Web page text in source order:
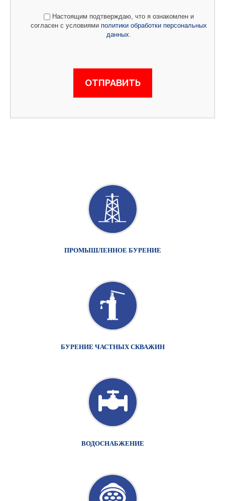
Настоящим подтверждаю, что я ознакомлен и
согласен с условиями политики обработки персональных
данных.
ПРОМЫШЛЕННОЕ БУРЕНИЕ
БУРЕНИЕ ЧАСТНЫХ СКВАЖИН
ВОДОСНАБЖЕНИЕ